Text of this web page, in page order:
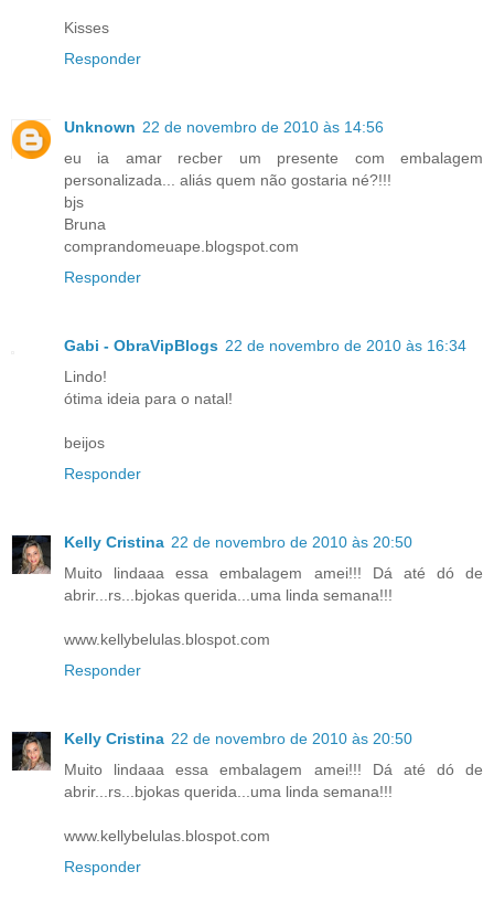
Kisses
Responder
Unknown 22 de novembro de 2010 às 14:56
eu ia amar recber um presente com embalagem
personalizada... aliás quem não gostaria né?!!!
bjs
Bruna
comprandomeuape.blogspot.com
Responder
Gabi - ObraVipBlogs 22 de novembro de 2010 às 16:34
Lindo!
ótima ideia para o natal!
beijos
Responder
Kelly Cristina 22 de novembro de 2010 às 20:50
Muito lindaaa essa embalagem amei!!! Dá até dó de
abrir...rs...bjokas querida...uma linda semana!!!
www.kellybelulas.blospot.com
Responder
Kelly Cristina 22 de novembro de 2010 às 20:50
Muito lindaaa essa embalagem amei!!! Dá até dó de
abrir...rs...bjokas querida...uma linda semana!!!
www.kellybelulas.blospot.com
Responder